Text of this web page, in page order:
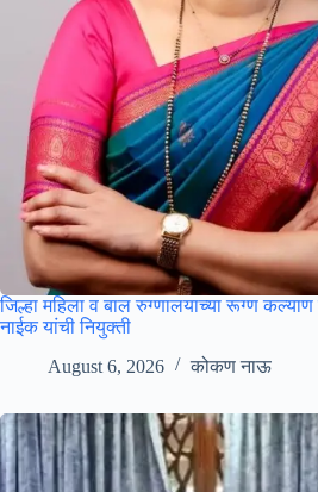
जिल्हा महिला व बाल रुग्णालयाच्या रूग्ण कल्याण
नाईक यांची नियुक्ती
August 6, 2026
कोकण नाऊ